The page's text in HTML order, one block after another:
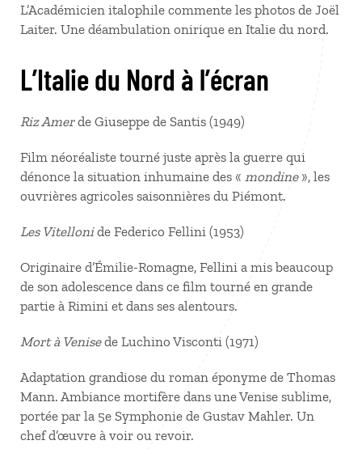
L’Académicien italophile commente les photos de Joël
Laiter. Une déambulation onirique en Italie du nord.
L’Italie du Nord à l’écran
Riz Amerde Giuseppe de Santis (1949)
Film néoréaliste tourné juste après la guerre qui
dénonce la situation inhumaine des « mondine», les
ouvrières agricoles saisonnières du Piémont.
Les Vitellonide Federico Fellini (1953)
Originaire d’Émilie-Romagne, Fellini a mis beaucoup
de son adolescence dans ce film tourné en grande
partie à Rimini et dans ses alentours.
Mort à Venisede Luchino Visconti (1971)
Adaptation grandiose du roman éponyme de Thomas
Mann. Ambiance mortifère dans une Venise sublime,
portée par la 5e Symphonie de Gustav Mahler. Un
chef d’œuvre à voir ou revoir.